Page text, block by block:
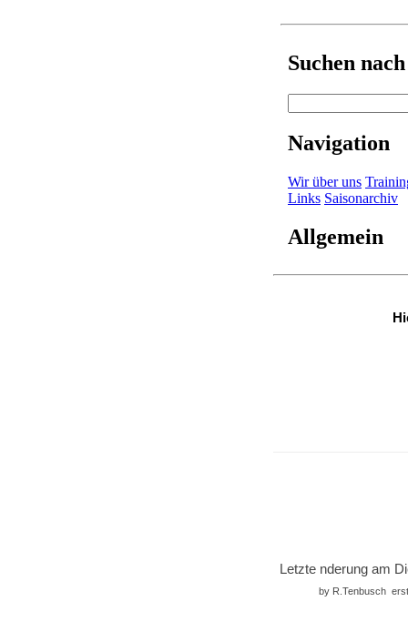
Letzte nderung am
by R.Tenbusch